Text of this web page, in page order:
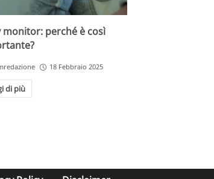
monitor: perché è così
18 Febbraio 2025
di più